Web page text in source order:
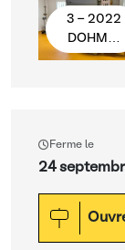
3 - 2022
DOHM…
Ferme le
24